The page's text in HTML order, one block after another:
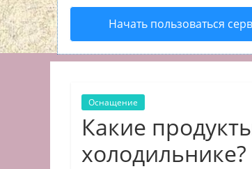
Начать пользоваться
Оснащение
Какие
холодильнике?